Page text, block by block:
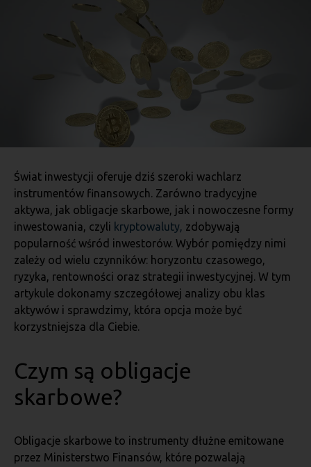
Świat inwestycji oferuje dziś szeroki wachlarz
instrumentów finansowych. Zarówno tradycyjne
aktywa, jak obligacje skarbowe, jak i nowoczesne formy
inwestowania, czyli kryptowaluty, zdobywają
popularność wśród inwestorów. Wybór pomiędzy nimi
zależy od wielu czynników: horyzontu czasowego,
ryzyka, rentowności oraz strategii inwestycyjnej. W tym
artykule dokonamy szczegółowej analizy obu klas
aktywów i sprawdzimy, która opcja może być
korzystniejsza dla Ciebie.
Czym są obligacje
skarbowe?
Obligacje skarbowe to instrumenty dłużne emitowane
przez Ministerstwo Finansów, które pozwalają